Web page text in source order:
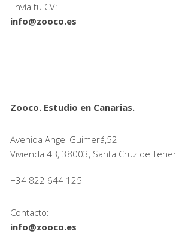
Envía tu CV:
info@zooco.es
Zooco. Estudio en Canarias.
Avenida Angel Guimerá,52
Vivienda 4B, 38003, Santa Cruz de
+34 822 644 125
Contacto:
info@zooco.es